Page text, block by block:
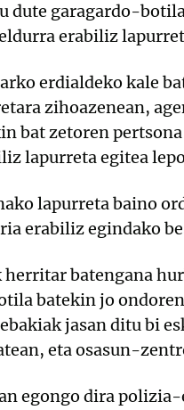
dute garagardo-
erabiliz
erdialdeko kale
zihoazenean,
bat zetoren
lapurreta egitea
lapurreta baino
erabiliz egindako
herritar batengana
batekin jo
jasan ditu bi
eta osasun-
egongo dira